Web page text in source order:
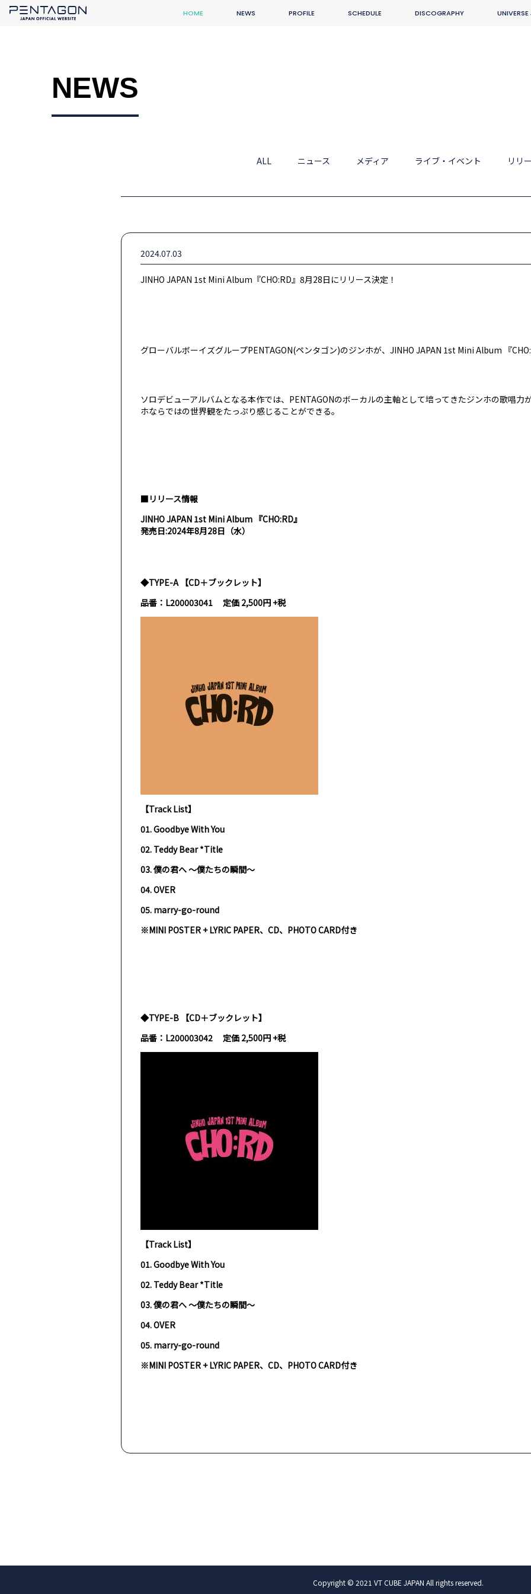
HOME NEWS PROFILE SCHEDULE DISCOGRAPHY
NEWS
ALL ニュース メディア ライブ・イベント リリ
2024.07.03
JINHO JAPAN 1st Mini Album『CHO:RD』8月28日にリリース決定！
グローバルボーイズグループPENTAGON(ペンタゴン)のジンホが、JINHO JAPAN 1st Mini Album 『
ソロデビューアルバムとなる本作では、PENTAGONのボーカルの主軸として培ってきたジンホの歌唱力
ホならではの世界観をたっぷり感じることができる。
■リリース情報
JINHO JAPAN 1st Mini Album 『CHO:RD』
発売日:2024年8月28日（水）
◆TYPE-A 【CD＋ブックレット】
品番： L200003041 定価 2,500円 +税
【Track List】
01. Goodbye With You
02. Teddy Bear *Title
03.僕の君へ〜僕たちの瞬間〜
04. OVER
05. marry-go-round
※MINI POSTER + LYRIC PAPER、CD、PHOTO CARD付き
◆TYPE-B 【CD＋ブックレット】
品番： L200003042 定価 2,500円 +税
【Track List】
01. Goodbye With You
02. Teddy Bear *Title
03.僕の君へ〜僕たちの瞬間〜
04. OVER
05. marry-go-round
※MINI POSTER + LYRIC PAPER、CD、PHOTO CARD付き
Copyright © 2021 VT CUBE JAPAN All rights reserved.